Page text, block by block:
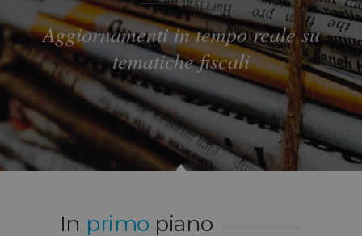
Aggiornamenti in tempo reale su
tematiche fiscali
In primo piano